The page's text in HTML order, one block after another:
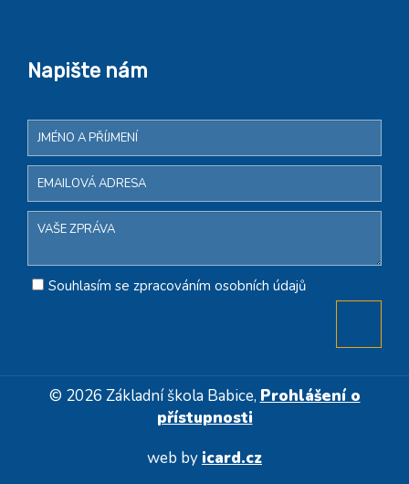
Napište nám
Souhlasím se zpracováním osobních údajů
© 2026 Základní škola Babice, Prohlášení o
přístupnosti
web by icard.cz